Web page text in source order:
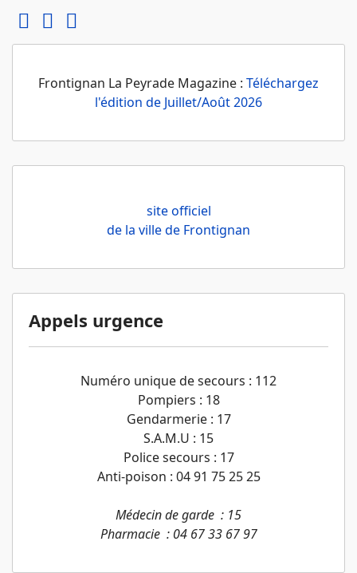
Frontignan La Peyrade Magazine : Téléchargez
l'édition de Juillet/Août 2026
site officiel
de la ville de Frontignan
Appels urgence
Numéro unique de secours : 112
Pompiers : 18
Gendarmerie : 17
S.A.M.U : 15
Police secours : 17
Anti-poison : 04 91 75 25 25
Médecin de garde : 15
Pharmacie : 04 67 33 67 97